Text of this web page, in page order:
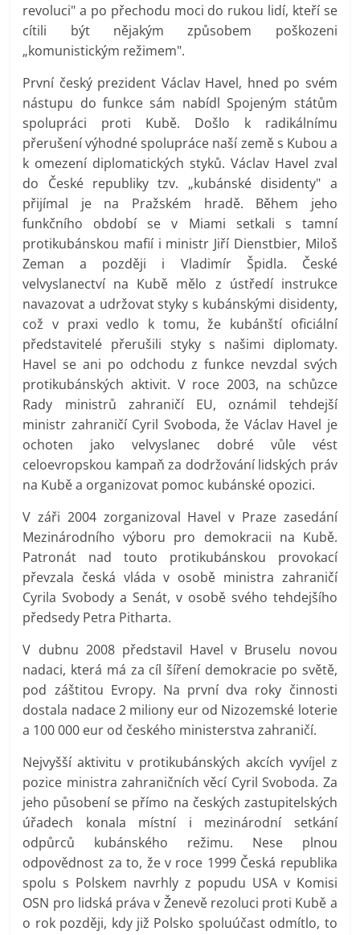
revoluci" a po přechodu moci do rukou lidí, kteří se
cítili být nějakým způsobem poškozeni
„komunistickým režimem".
První český prezident Václav Havel, hned po svém
nástupu do funkce sám nabídl Spojeným státům
spolupráci proti Kubě. Došlo k radikálnímu
přerušení výhodné spolupráce naší země s Kubou a
k omezení diplomatických styků. Václav Havel zval
do České republiky tzv. „kubánské disidenty" a
přijímal je na Pražském hradě. Během jeho
funkčního období se v Miami setkali s tamní
protikubánskou mafií i ministr Jiří Dienstbier, Miloš
Zeman a později i Vladimír Špidla. České
velvyslanectví na Kubě mělo z ústředí instrukce
navazovat a udržovat styky s kubánskými disidenty,
což v praxi vedlo k tomu, že kubánští oficiální
představitelé přerušili styky s našimi diplomaty.
Havel se ani po odchodu z funkce nevzdal svých
protikubánských aktivit. V roce 2003, na schůzce
Rady ministrů zahraničí EU, oznámil tehdejší
ministr zahraničí Cyril Svoboda, že Václav Havel je
ochoten jako velvyslanec dobré vůle vést
celoevropskou kampaň za dodržování lidských práv
na Kubě a organizovat pomoc kubánské opozici.
V záři 2004 zorganizoval Havel v Praze zasedání
Mezinárodního výboru pro demokracii na Kubě.
Patronát nad touto protikubánskou provokací
převzala česká vláda v osobě ministra zahraničí
Cyrila Svobody a Senát, v osobě svého tehdejšího
předsedy Petra Pitharta.
V dubnu 2008 představil Havel v Bruselu novou
nadaci, která má za cíl šíření demokracie po světě,
pod záštitou Evropy. Na první dva roky činnosti
dostala nadace 2 miliony eur od Nizozemské loterie
a 100 000 eur od českého ministerstva zahraničí.
Nejvyšší aktivitu v protikubánských akcích vyvíjel z
pozice ministra zahraničních věcí Cyril Svoboda. Za
jeho působení se přímo na českých zastupitelských
úřadech konala místní i mezinárodní setkání
odpůrců kubánského režimu. Nese plnou
odpovědnost za to, že v roce 1999 Česká republika
spolu s Polskem navrhly z popudu USA v Komisi
OSN pro lidská práva v Ženevě rezoluci proti Kubě a
o rok později, kdy již Polsko spoluúčast odmítlo, to